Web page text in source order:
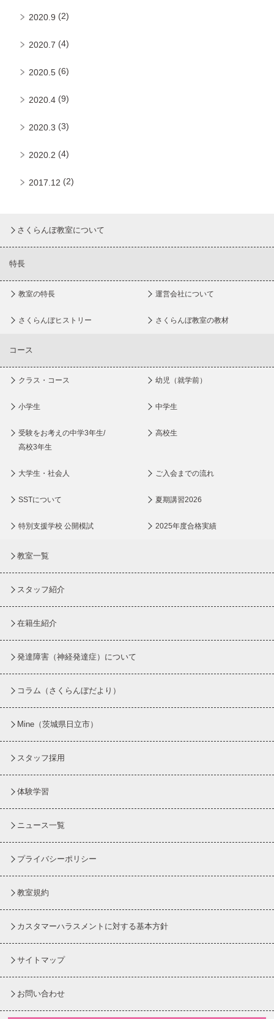
2020.9 (2)
2020.7 (4)
2020.5 (6)
2020.4 (9)
2020.3 (3)
2020.2 (4)
2017.12 (2)
さくらんぼ教室について
特長
教室の特長 運営会社について
さくらんぼヒストリー さくらんぼ教室の教材
コース
クラス・コース 幼児（就学前）
小学生 中学生
受験をお考えの中学3年生/
高校3年生
高校生
大学生・社会人 ご入会までの流れ
SSTについて 夏期講習2026
特別支援学校 公開模試 2025年度合格実績
教室一覧
スタッフ紹介
在籍生紹介
発達障害（神経発達症）について
コラム （さくらんぼだより）
Mine（茨城県日立市）
スタッフ採用
体験学習
ニュース一覧
プライバシーポリシー
教室規約
カスタマーハラスメントに対する基本方針
サイトマップ
お問い合わせ